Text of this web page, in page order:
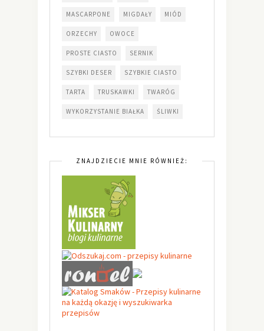
MASCARPONE MIGDAŁY MIÓD
ORZECHY OWOCE
PROSTE CIASTO SERNIK
SZYBKI DESER SZYBKIE CIASTO
TARTA TRUSKAWKI TWARÓG
WYKORZYSTANIE BIAŁKA ŚLIWKI
ZNAJDZIECIE MNIE RÓWNIEŻ: